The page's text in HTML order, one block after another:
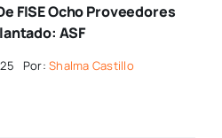
FISE Ocho Proveedores
ASF
Por:Shalma Castillo